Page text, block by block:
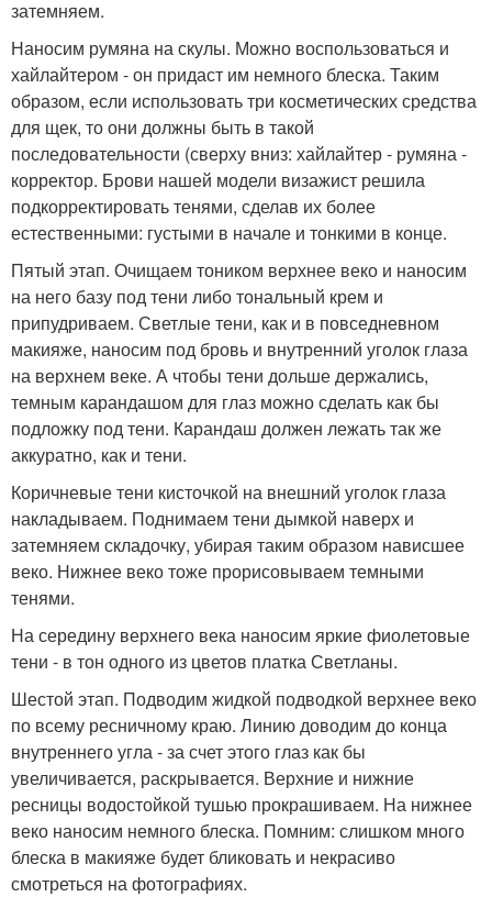
затемняем.
Наносим румяна на скулы. Можно воспользоваться и
хайлайтером - он придаст им немного блеска. Таким
образом, если использовать три косметических средства
для щек, то они должны быть в такой
последовательности (сверху вниз: хайлайтер - румяна -
корректор. Брови нашей модели визажист решила
подкорректировать тенями, сделав их более
естественными: густыми в начале и тонкими в конце.
Пятый этап. Очищаем тоником верхнее веко и наносим
на него базу под тени либо тональный крем и
припудриваем. Светлые тени, как и в повседневном
макияже, наносим под бровь и внутренний уголок глаза
на верхнем веке. А чтобы тени дольше держались,
темным карандашом для глаз можно сделать как бы
подложку под тени. Карандаш должен лежать так же
аккуратно, как и тени.
Коричневые тени кисточкой на внешний уголок глаза
накладываем. Поднимаем тени дымкой наверх и
затемняем складочку, убирая таким образом нависшее
веко. Нижнее веко тоже прорисовываем темными
тенями.
На середину верхнего века наносим яркие фиолетовые
тени - в тон одного из цветов платка Светланы.
Шестой этап. Подводим жидкой подводкой верхнее веко
по всему ресничному краю. Линию доводим до конца
внутреннего угла - за счет этого глаз как бы
увеличивается, раскрывается. Верхние и нижние
ресницы водостойкой тушью прокрашиваем. На нижнее
веко наносим немного блеска. Помним: слишком много
блеска в макияже будет бликовать и некрасиво
смотреться на фотографиях.